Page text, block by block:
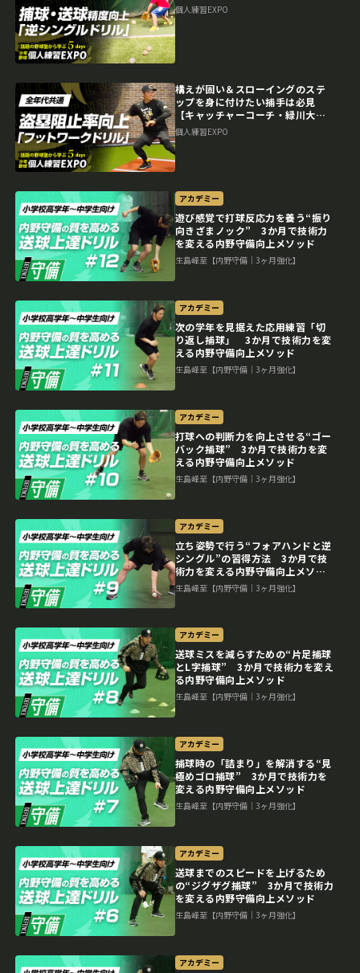
個人練習EXPO
構えが固い＆スローイングのステ
ップを身に付けたい捕手は必見
【キャッチャーコーチ・緑川大
陸】 個人練習EXPOアーカイブ
個人練習EXPO
アカデミー
遊び感覚で打球反応力を養う“振り
向きざまノック” 3か月で技術力
を変える内野守備向上メソッド
生島峰至【内野守備｜3ヶ月強化】
アカデミー
次の学年を見据えた応用練習「切
り返し捕球」 3か月で技術力を変
える内野守備向上メソッド
生島峰至【内野守備｜3ヶ月強化】
アカデミー
打球への判断力を向上させる“ゴー
バック捕球” 3か月で技術力を変
える内野守備向上メソッド
生島峰至【内野守備｜3ヶ月強化】
アカデミー
立ち姿勢で行う“フォアハンドと逆
シングル”の習得方法 3か月で技
術力を変える内野守備向上メソッ
ド
生島峰至【内野守備｜3ヶ月強化】
アカデミー
送球ミスを減らすための“片足捕球
とL字捕球” 3か月で技術力を変え
る内野守備向上メソッド
生島峰至【内野守備｜3ヶ月強化】
アカデミー
捕球時の「詰まり」を解消する“見
極めゴロ捕球” 3か月で技術力を
変える内野守備向上メソッド
生島峰至【内野守備｜3ヶ月強化】
アカデミー
送球までのスピードを上げるため
の“ジグザグ捕球” 3か月で技術力
を変える内野守備向上メソッド
生島峰至【内野守備｜3ヶ月強化】
アカデミー